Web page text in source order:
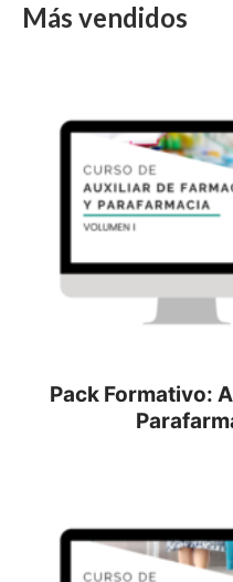
Más vendidos
Pack Formativo: